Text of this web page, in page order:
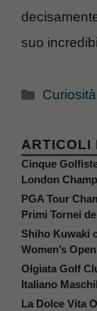
suo
Categorie
Curiosità
ARTICOLI
Cinque
London
PGA Tour
Primi Tornei
Shiho Kuwaki
Women’s
Olgiata Golf
Italiano
La Dolce Vita